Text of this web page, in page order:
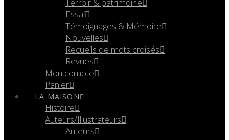
Essai
Témoignages & Mémoire
Nouvelles
Recueils de mots croisés
Revues
Mon compte
Panier
LA MAISON
Histoire
Auteurs/Illustrateurs
Auteurs